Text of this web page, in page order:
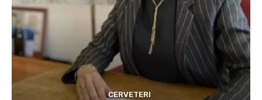
CERVETERI